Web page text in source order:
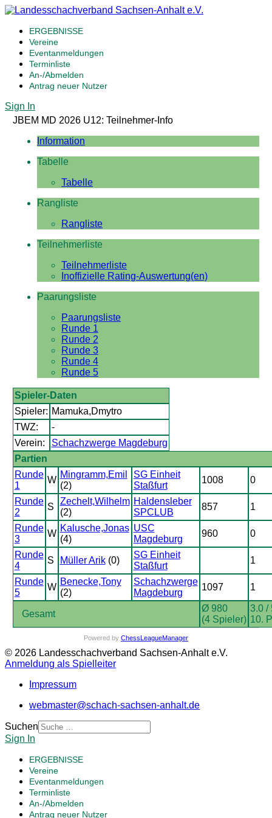
ERGEBNISSE
Vereine
Eventanmeldungen
Terminliste
An-/Abmelden
Antrag neuer Nutzer
Sign In
JBEM MD 2026 U12: Teilnehmer-Info
Information
Tabelle
Tabelle
Rangliste
Rangliste
Teilnehmerliste
Teilnehmerliste
Inoffizielle Rating-Auswertung(en)
Paarungsliste
Paarungsliste
Runde 1
Runde 2
Runde 3
Runde 4
Runde 5
Spieler-Daten
Spieler: Mamuka,Dmytro
TWZ:
-
Verein:
Schachzwerge Magdeburg
Partien
Runde
1
W
Mingramm,Emil
(2)
SG Einheit
Staßfurt
1008 0
Runde
2
S
Zechelt,Wilhelm
(2)
Haldensleber
SPCLUB
857 1
Runde
3
W
Kalusche,Jonas
(4)
USC
Magdeburg
960 0
Runde
4
S Müller Arik(0)
SG Einheit
Staßfurt
1
Runde
5
W
Benecke,Tony
(2)
Schachzwerge
Magdeburg
1097 1
Gesamt
Ø 980
(4 Spieler)
3.0 /
10.
Powered by ChessLeagueManager
© 2026 Landesschachverband Sachsen-Anhalt e.V.
Anmeldung als Spielleiter
Impressum
webmaster@schach-sachsen-anhalt.de
Suchen
Sign In
ERGEBNISSE
Vereine
Eventanmeldungen
Terminliste
An-/Abmelden
Antrag neuer Nutzer